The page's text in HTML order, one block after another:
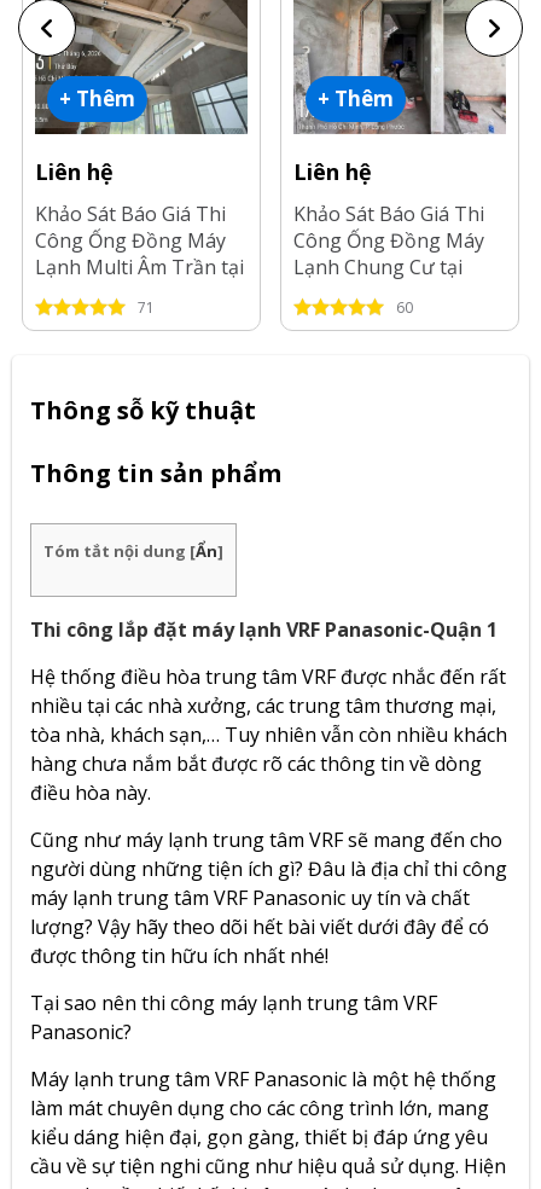
+ Thêm
Liên hệ
Khảo Sát Báo Giá Thi
Công Ống Đồng Máy
Lạnh Multi Âm Trần tại
Tp.HCM-2026
71
+ Thêm
Liên hệ
Khảo Sát Báo Giá Thi
Công Ống Đồng Máy
Lạnh Chung Cư tại
Long An-2026
60
Thông sỗ kỹ thuật
Thông tin sản phẩm
Tóm tắt nội dung [Ẩn]
Thi công lắp đặt máy lạnh VRF Panasonic-Quận 1
Hệ thống điều hòa trung tâm VRF được nhắc đến rất
nhiều tại các nhà xưởng, các trung tâm thương mại,
tòa nhà, khách sạn,… Tuy nhiên vẫn còn nhiều khách
hàng chưa nắm bắt được rõ các thông tin về dòng
điều hòa này.
Cũng như máy lạnh trung tâm VRF sẽ mang đến cho
người dùng những tiện ích gì? Đâu là địa chỉ thi công
máy lạnh trung tâm VRF Panasonic uy tín và chất
lượng? Vậy hãy theo dõi hết bài viết dưới đây để có
được thông tin hữu ích nhất nhé!
Tại sao nên thi công máy lạnh trung tâm VRF
Panasonic?
Máy lạnh trung tâm VRF Panasonic là một hệ thống
làm mát chuyên dụng cho các công trình lớn, mang
kiểu dáng hiện đại, gọn gàng, thiết bị đáp ứng yêu
cầu về sự tiện nghi cũng như hiệu quả sử dụng. Hiện